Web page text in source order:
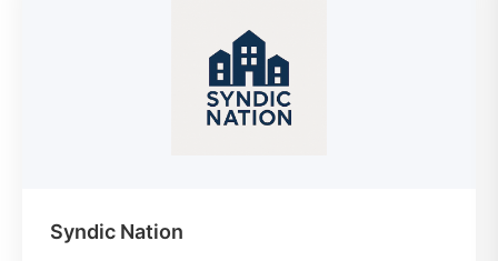
Syndic Nation